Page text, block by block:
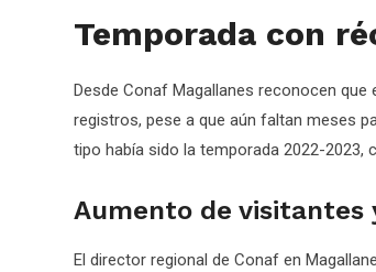
Temporada con
Desde Conaf Magallanes reconocen
registros, pese a que aún faltan meses
tipo había sido la temporada 2022-2023,
Aumento de visitantes
El director regional de Conaf en